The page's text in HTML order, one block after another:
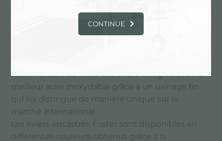
design alliant technologies innovantes et design
Les éviers encastrés Foster répondent aux
Foster choisit de créer ses éviers intégrés avec le
meilleur acier inoxydable grâce à un usinage fin
qui les distingue de manière unique sur le
marché international.
Les éviers encastrés Foster sont disponibles en
différentes couleurs, obtenus grâce à la
CONTINUE